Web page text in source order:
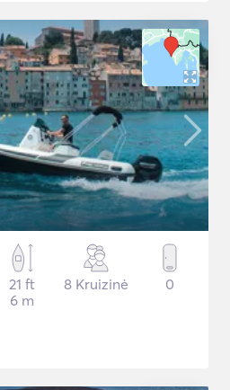
21 ft
6 m
8 Kruizinė 0